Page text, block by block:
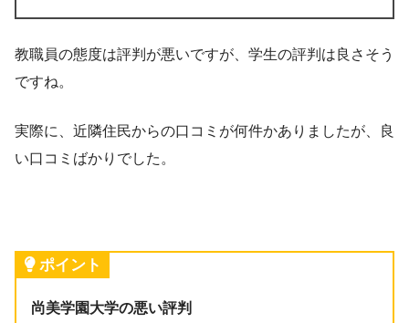
教職員の態度は評判が悪いですが、学生の評判は良さそう
ですね。
実際に、近隣住民からの口コミが何件かありましたが、良
い口コミばかりでした。
ポイント
尚美学園大学の悪い評判